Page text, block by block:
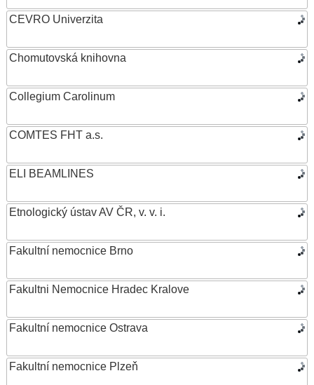
CEVRO Univerzita
Chomutovská knihovna
Collegium Carolinum
COMTES FHT a.s.
ELI BEAMLINES
Etnologický ústav AV ČR, v. v. i.
Fakultní nemocnice Brno
Fakultni Nemocnice Hradec Kralove
Fakultní nemocnice Ostrava
Fakultní nemocnice Plzeň